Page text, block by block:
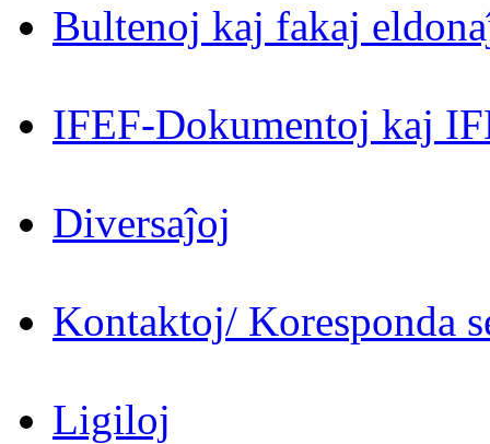
Bultenoj kaj fakaj
IFEF-Dokumentoj kaj
Diversaĵoj
Kontaktoj/ Koresponda
Ligiloj